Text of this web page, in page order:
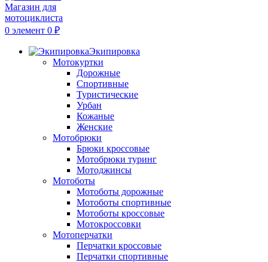
0 элемент 0 ₽
Экипировка
Мотокуртки
Дорожные
Спортивные
Туристические
Урбан
Кожаные
Женские
Мотобрюки
Брюки кроссовые
Мотобрюки туринг
Мотоджинсы
Мотоботы
Мотоботы дорожные
Мотоботы спортивные
Мотоботы кроссовые
Мотокроссовки
Мотоперчатки
Перчатки кроссовые
Перчатки спортивные